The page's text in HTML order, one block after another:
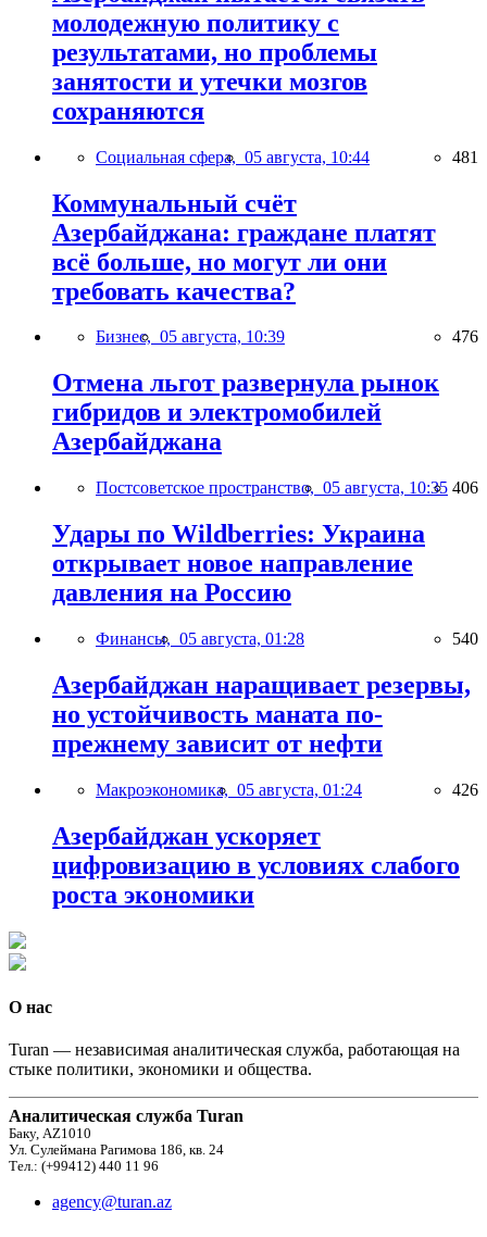
молодежную политику с
результатами, но проблемы
занятости и утечки мозгов
сохраняются
Социальная сфера, 05 августа, 10:44 481
Коммунальный счёт
Азербайджана: граждане платят
всё больше, но могут ли они
требовать качества?
Бизнес, 05 августа, 10:39 476
Отмена льгот развернула рынок
гибридов и электромобилей
Азербайджана
Постсоветское пространство, 05 августа, 10:35 406
Удары по Wildberries: Украина
открывает новое направление
давления на Россию
Финансы, 05 августа, 01:28 540
Азербайджан наращивает резервы,
но устойчивость маната по-
прежнему зависит от нефти
Макроэкономика, 05 августа, 01:24 426
Азербайджан ускоряет
цифровизацию в условиях слабого
роста экономики
О нас
Turan — независимая аналитическая служба, работающая на
стыке политики, экономики и общества.
Аналитическая служба Turan
Баку, AZ1010
Ул. Сулеймана Рагимова 186, кв. 24
Тел.: (+99412) 440 11 96
agency@turan.az